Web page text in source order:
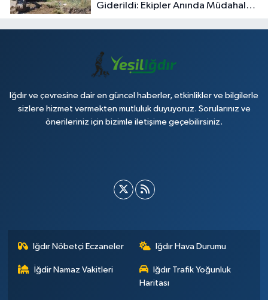
Giderildi: Ekipler Anında Müdahale
Etti
Iğdır ve çevresine dair en güncel haberler, etkinlikler ve bilgilerle
sizlere hizmet vermekten mutluluk duyuyoruz. Sorularınız ve
önerileriniz için bizimle iletişime geçebilirsiniz.
Iğdır Nöbetçi Eczaneler Iğdır Hava Durumu
İğdir Namaz Vakitleri
Iğdır Trafik Yoğunluk
Haritası